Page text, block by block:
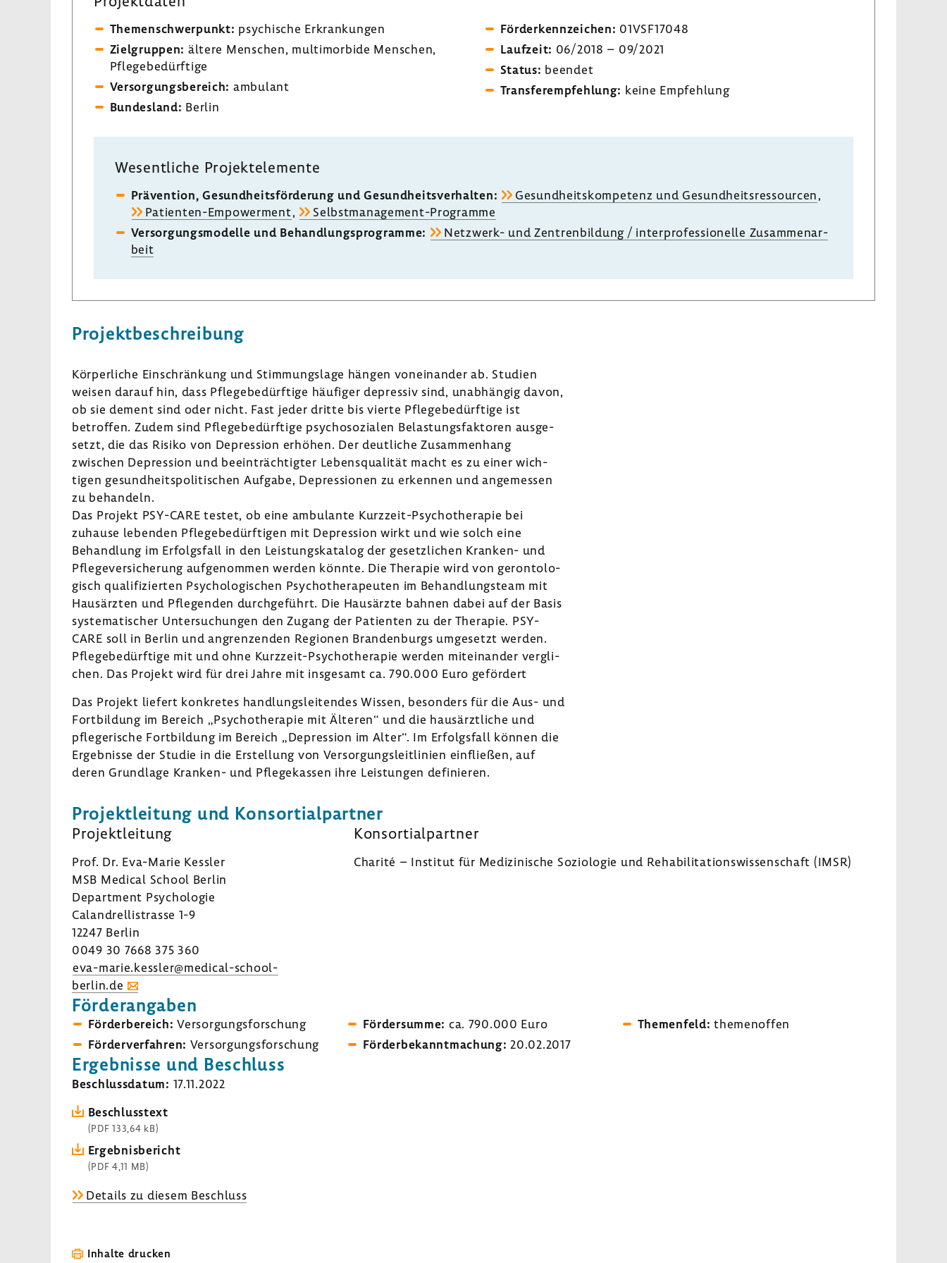
Themen­schwer­punkt: psychi­sche Erkran­kungen
Ziel­gruppen: ältere Menschen, multi­mor­bide Menschen,
Pfle­ge­be­dürf­tige
Versor­gungs­be­reich: ambu­lant
Bundes­land: Berlin
Förder­kenn­zei­chen: 01VSF17048
Lauf­zeit: 06/2018 – 09/2021
Status: beendet
Trans­fer­emp­feh­lung: keine Empfeh­lung
Wesent­liche Projekt­ele­mente
Präven­tion, Gesund­heits­för­de­rung und Gesund­heits­ver­halten: Gesund­heits­kom­pe­tenz und Gesund­heits­res­sourcen,
Patienten-​Empowerment,
Selbstmanagement-​Programme
Versor­gungs­mo­delle und Behand­lungs­pro­gramme:
Netzwerk-​ und Zentren­bil­dung / inter­pro­fes­sio­nelle Zusam­men­ar­
beit
Projekt­be­schrei­bung
Körper­liche Einschrän­kung und Stim­mungs­lage hängen vonein­ander ab. Studien
weisen darauf hin, dass Pfle­ge­be­dürf­tige häufiger depressiv sind, unab­hängig davon,
ob sie dement sind oder nicht. Fast jeder dritte bis vierte Pfle­ge­be­dürf­tige ist
betroffen. Zudem sind Pfle­ge­be­dürf­tige psycho­so­zialen Belas­tungs­fak­toren ausge­
setzt, die das Risiko von Depres­sion erhöhen. Der deut­liche Zusam­men­hang
zwischen Depres­sion und beein­träch­tigter Lebens­qua­lität macht es zu einer wich­
tigen gesund­heits­po­li­ti­schen Aufgabe, Depres­sionen zu erkennen und ange­messen
zu behan­deln.
Das Projekt PSY-​CARE testet, ob eine ambu­lante Kurzzeit-​Psychotherapie bei
zuhause lebenden Pfle­ge­be­dürf­tigen mit Depres­sion wirkt und wie solch eine
Behand­lung im Erfolgs­fall in den Leis­tungs­ka­talog der gesetz­li­chen Kranken-​ und
Pfle­ge­ver­si­che­rung aufge­nommen werden könnte. Die Therapie wird von geron­to­lo­
gisch quali­fi­zierten Psycho­lo­gi­schen Psycho­the­ra­peuten im Behand­lungs­team mit
Haus­ärzten und Pfle­genden durch­ge­führt. Die Haus­ärzte bahnen dabei auf der Basis
syste­ma­ti­scher Unter­su­chungen den Zugang der Pati­enten zu der Therapie. PSY-​
CARE soll in Berlin und angren­zenden Regionen Bran­den­burgs umge­setzt werden.
Pfle­ge­be­dürf­tige mit und ohne Kurzzeit-​Psychotherapie werden mitein­ander vergli­
chen. Das Projekt wird für drei Jahre mit insge­samt ca. 790.000 Euro geför­dert
Das Projekt liefert konkretes hand­lungs­lei­tendes Wissen, beson­ders für die Aus- und
Fort­bil­dung im Bereich „Psycho­the­rapie mit Älteren“ und die haus­ärzt­liche und
pfle­ge­ri­sche Fort­bil­dung im Bereich „Depres­sion im Alter“. Im Erfolgs­fall können die
Ergeb­nisse der Studie in die Erstel­lung von Versor­gungs­leit­li­nien einfließen, auf
deren Grund­lage Kranken-​ und Pfle­ge­kassen ihre Leis­tungen defi­nieren.
Projekt­lei­tung und Konsor­ti­al­partner
Projekt­lei­tung
Prof. Dr. Eva-​Marie Kessler
MSB Medical School Berlin
Depart­ment Psycho­logie
Caland­rel­li­s­trasse 1-9
12247 Berlin
0049 30 7668 375 360
eva-​marie.kessler@medical-​school-
berlin.de
Konsor­ti­al­partner
Charité – Institut für Medi­zi­ni­sche Sozio­logie und Reha­bi­li­ta­ti­ons­wis­sen­schaft (IMSR)
Förder­an­gaben
Förder­be­reich: Versor­gungs­for­schung
Förder­ver­fahren: Versor­gungs­for­schung
Förder­summe: ca. 790.000 Euro
Förder­be­kannt­ma­chung: 20.02.2017
Themen­feld: themen­offen
Ergeb­nisse und Beschluss
Beschluss­datum: 17.11.2022
Beschluss­text
(PDF 133,64 kB)
Ergeb­nis­be­richt
(PDF 4,11 MB)
Details zu diesem Beschluss
Inhalte drucken